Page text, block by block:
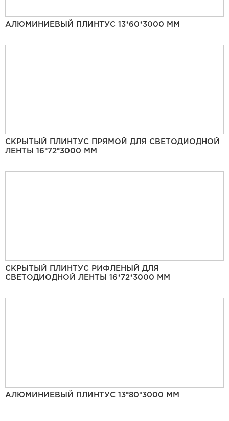
АЛЮМИНИЕВЫЙ ПЛИНТУС 13*60*3000 ММ
СКРЫТЫЙ ПЛИНТУС ПРЯМОЙ ДЛЯ СВЕТОДИОДНОЙ
ЛЕНТЫ 16*72*3000 ММ
СКРЫТЫЙ ПЛИНТУС РИФЛЕНЫЙ ДЛЯ
СВЕТОДИОДНОЙ ЛЕНТЫ 16*72*3000 ММ
АЛЮМИНИЕВЫЙ ПЛИНТУС 13*80*3000 ММ